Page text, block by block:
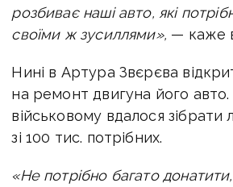
розбиває наші авто, які
своїми ж зусиллями», — каже
Нині в Артура Звєрєва
на ремонт двигуна його
військовому вдалося зібрати
зі 100 тис. потрібних.
«Не потрібно багато